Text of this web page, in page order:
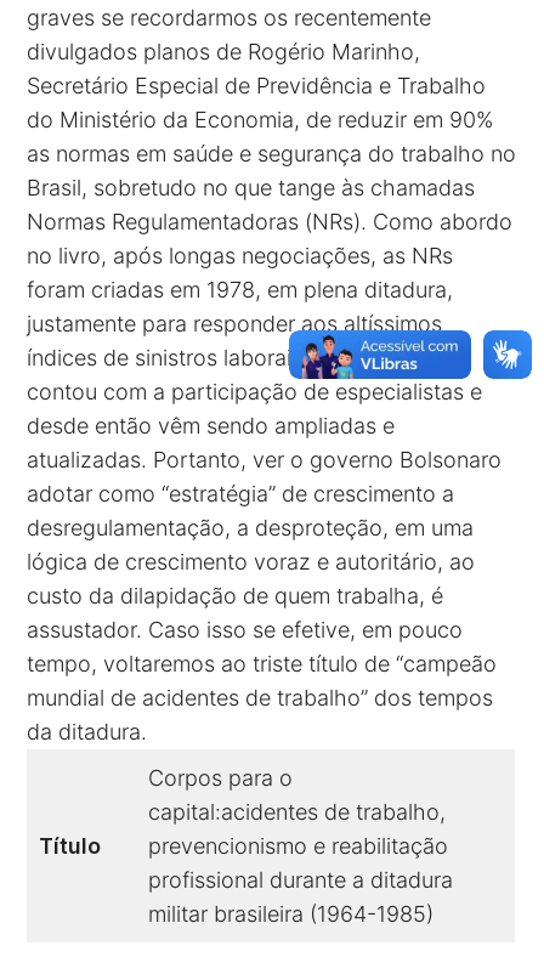
graves se recordarmos os recentemente
divulgados planos de Rogério Marinho,
Secretário Especial de Previdência e Trabalho
do Ministério da Economia, de reduzir em 90%
as normas em saúde e segurança do trabalho no
Brasil, sobretudo no que tange às chamadas
Normas Regulamentadoras (NRs). Como abordo
no livro, após longas negociações, as NRs
foram criadas em 1978, em plena ditadura,
justamente para responder aos altíssimos
índices de sinistros laborais. Sua elaboração
contou com a participação de especialistas e
desde então vêm sendo ampliadas e
atualizadas. Portanto, ver o governo Bolsonaro
adotar como “estratégia” de crescimento a
desregulamentação, a desproteção, em uma
lógica de crescimento voraz e autoritário, ao
custo da dilapidação de quem trabalha, é
assustador. Caso isso se efetive, em pouco
tempo, voltaremos ao triste título de “campeão
mundial de acidentes de trabalho” dos tempos
da ditadura.
Título
Corpos para o
capital:acidentes de trabalho,
prevencionismo e reabilitação
profissional durante a ditadura
militar brasileira (1964-1985)